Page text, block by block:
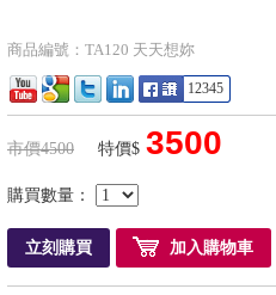
商品編號：TA120 天天想妳
12345
市價4500 特價$ 3500
購買數量：
立刻購買 加入購物車